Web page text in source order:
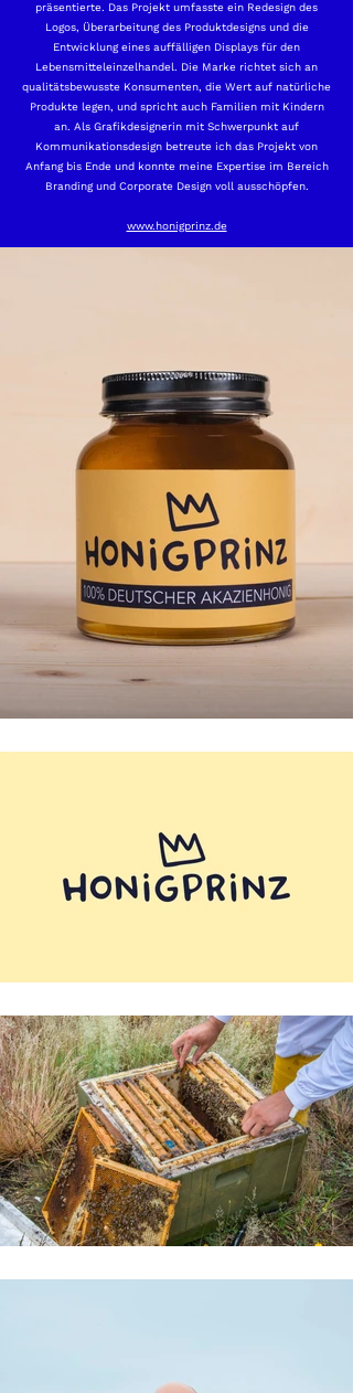
präsentierte. Das Projekt umfasste ein Redesign des
Logos, Überarbeitung des Produktdesigns und die
Entwicklung eines auffälligen Displays für den
Lebensmitteleinzelhandel. Die Marke richtet sich an
qualitätsbewusste Konsumenten, die Wert auf natürliche
Produkte legen, und spricht auch Familien mit Kindern
an. Als Grafikdesignerin mit Schwerpunkt auf
Kommunikationsdesign betreute ich das Projekt von
Anfang bis Ende und konnte meine Expertise im Bereich
Branding und Corporate Design voll ausschöpfen.
www.honigprinz.de